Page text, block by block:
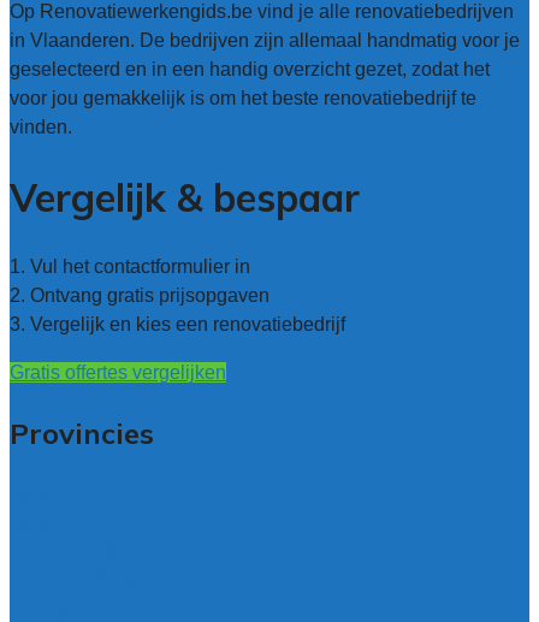
Op Renovatiewerkengids.be vind je alle renovatiebedrijven
in Vlaanderen. De bedrijven zijn allemaal handmatig voor je
geselecteerd en in een handig overzicht gezet, zodat het
voor jou gemakkelijk is om het beste renovatiebedrijf te
vinden.
Vergelijk & bespaar
1. Vul het contactformulier in
2. Ontvang gratis prijsopgaven
3. Vergelijk en kies een renovatiebedrijf
Gratis offertes vergelijken
Provincies